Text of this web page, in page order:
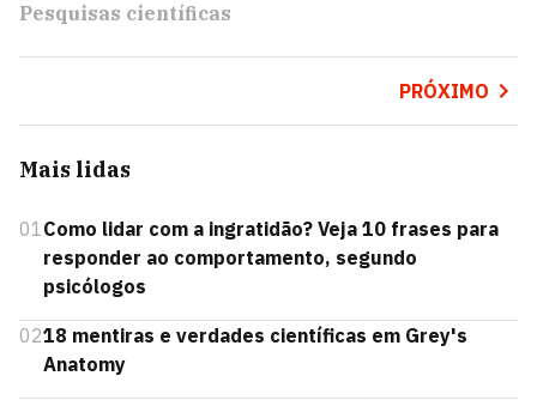
Pesquisas científicas
PRÓXIMO
Mais lidas
01Como lidar com a ingratidão? Veja 10 frases para
responder ao comportamento, segundo
psicólogos
0218 mentiras e verdades científicas em Grey's
Anatomy